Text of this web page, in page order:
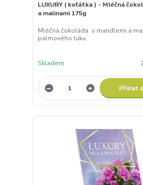
LUXURY ( koťátka ) - Mléčná
a malinami 175g
Mléčná čokoláda s mandlemi a
palmového tuku.
Skladem
Přidat